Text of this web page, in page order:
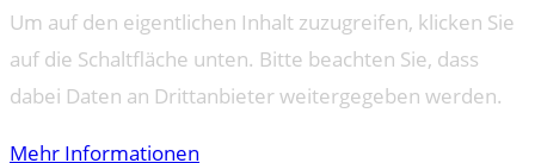
Um auf den eigentlichen Inhalt zuzugreifen, klicken Sie
auf die Schaltfläche unten. Bitte beachten Sie, dass
dabei Daten an Drittanbieter weitergegeben werden.
Mehr Informationen